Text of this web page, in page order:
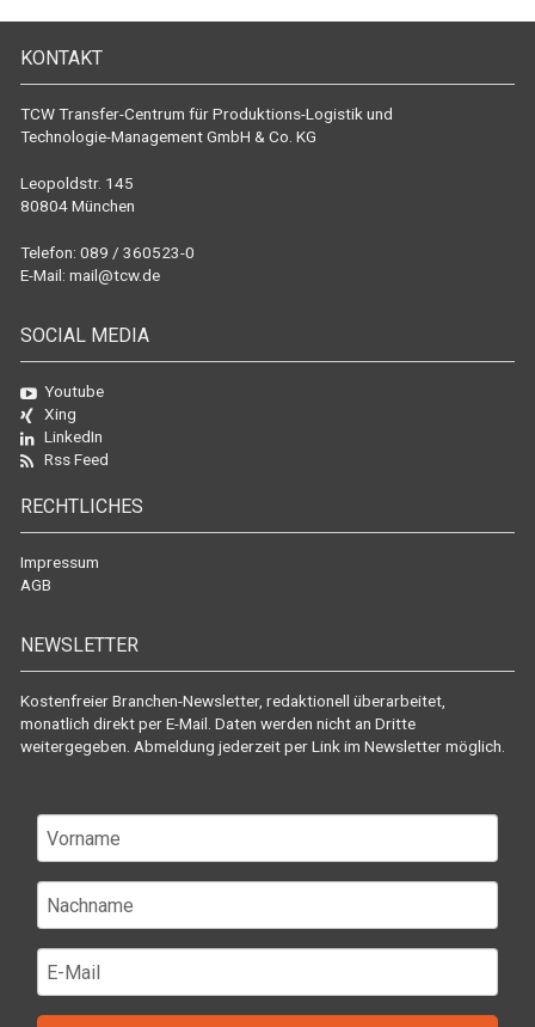
KONTAKT
TCW Transfer-Centrum für Produktions-Logistik und
Technologie-Management GmbH & Co. KG
Leopoldstr. 145
80804 München
Telefon: 089 / 360523-0
E-Mail: mail@tcw.de
SOCIAL MEDIA
Youtube
Xing
LinkedIn
Rss Feed
RECHTLICHES
Impressum
AGB
NEWSLETTER
Kostenfreier Branchen-Newsletter, redaktionell überarbeitet,
monatlich direkt per E-Mail. Daten werden nicht an Dritte
weitergegeben. Abmeldung jederzeit per Link im Newsletter möglich.